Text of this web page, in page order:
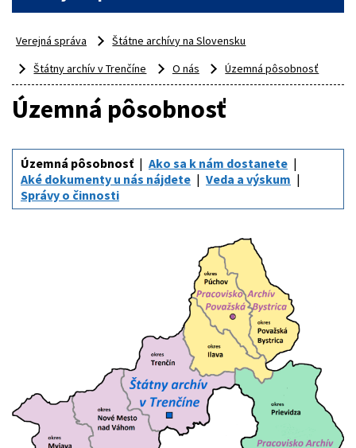
Verejná správa
Štátne archívy na Slovensku
Štátny archív v Trenčíne
O nás Územná pôsobnosť
Územná pôsobnosť
Územná pôsobnosť
Ako sa k nám dostanete
Aké dokumenty u nás nájdete
Veda a výskum
Správy o činnosti